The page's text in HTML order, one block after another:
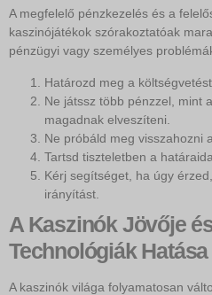
A megfelelő pénzkezelés és a
kaszinójátékok szórakoztatóak
pénzügyi vagy személyes
Határozd meg a
Ne játssz több pénzzel, mint
magadnak elveszíteni.
Ne próbáld meg visszahozni
Tartsd tiszteletben a
Kérj segítséget, ha úgy
irányítást.
A Kaszinók Jövője
Technológiák Hatása
A kaszinók világa folyamatosan